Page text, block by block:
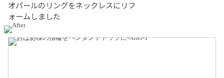
オパールのリングをネックレスにリフ
ォームしました